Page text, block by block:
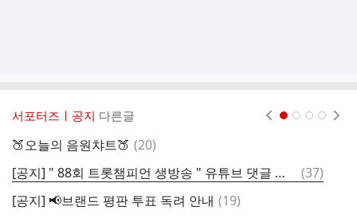
서포터즈ㅣ공지 다른글
🍑오늘의 음원챠트🍑 댓
(20)
[공지] " 88회 트롯챔피언 생방송 " 유튜브 댓글 응원 함께해요!!
댓
글
(37)
[공지] 📢브랜드 평판 투표 독려 안내 댓
(19)